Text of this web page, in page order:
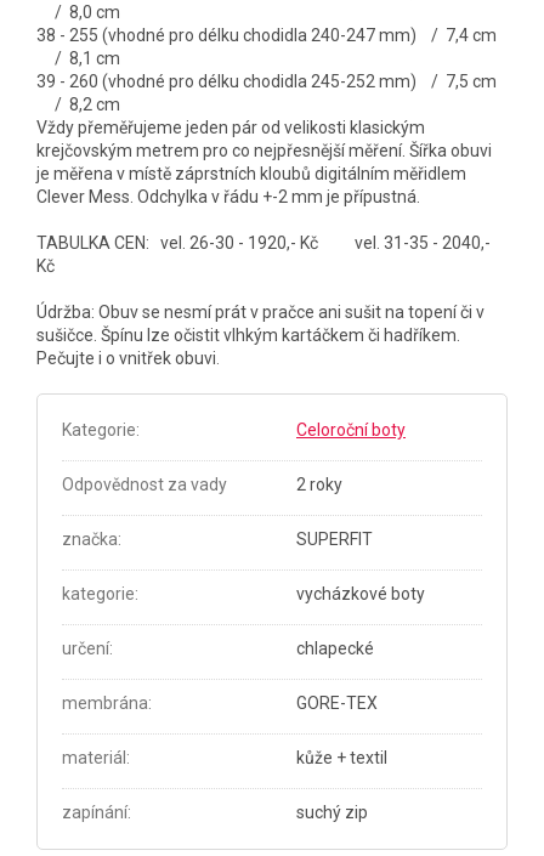
/ 8,0 cm
38 - 255 (vhodné pro délku chodidla 240-247 mm) / 7,4 cm
/ 8,1 cm
39 - 260 (vhodné pro délku chodidla 245-252 mm) / 7,5 cm
/ 8,2 cm
Vždy přeměřujeme jeden pár od velikosti klasickým
krejčovským metrem pro co nejpřesnější měření. Šířka obuvi
je měřena v místě záprstních kloubů digitálním měřidlem
Clever Mess. Odchylka v řádu +-2 mm je přípustná.
TABULKA CEN: vel. 26-30 - 1920,- Kč vel. 31-35 - 2040,-
Kč
Údržba: Obuv se nesmí prát v pračce ani sušit na topení či v
sušičce. Špínu lze očistit vlhkým kartáčkem či hadříkem.
Pečujte i o vnitřek obuvi
Kategorie: Celoroční boty
Odpovědnost za vady 2 roky
značka: SUPERFIT
kategorie: vycházkové boty
určení: chlapecké
membrána: GORE-TEX
materiál : kůže + textil
zapínání: suchý zip